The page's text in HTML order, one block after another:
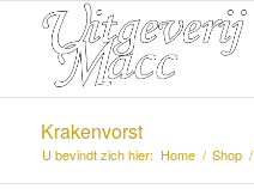
Krakenvorst
U bevindt zich hier: Home / Shop /